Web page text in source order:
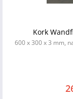
Kork
600 x 300 x 3 mm,